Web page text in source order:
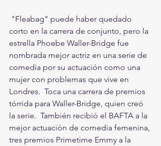
corto en la carrera de conjunto, pero la
estrella Phoebe Waller-Bridge fue
nombrada mejor actriz en una serie de
comedia por su actuación como una
mujer con problemas que vive en
Londres.  Toca una carrera de premios
tórrida para Waller-Bridge, quien creó
la serie.  También recibió el BAFTA a la
mejor actuación de comedia femenina,
tres premios Primetime Emmy a la